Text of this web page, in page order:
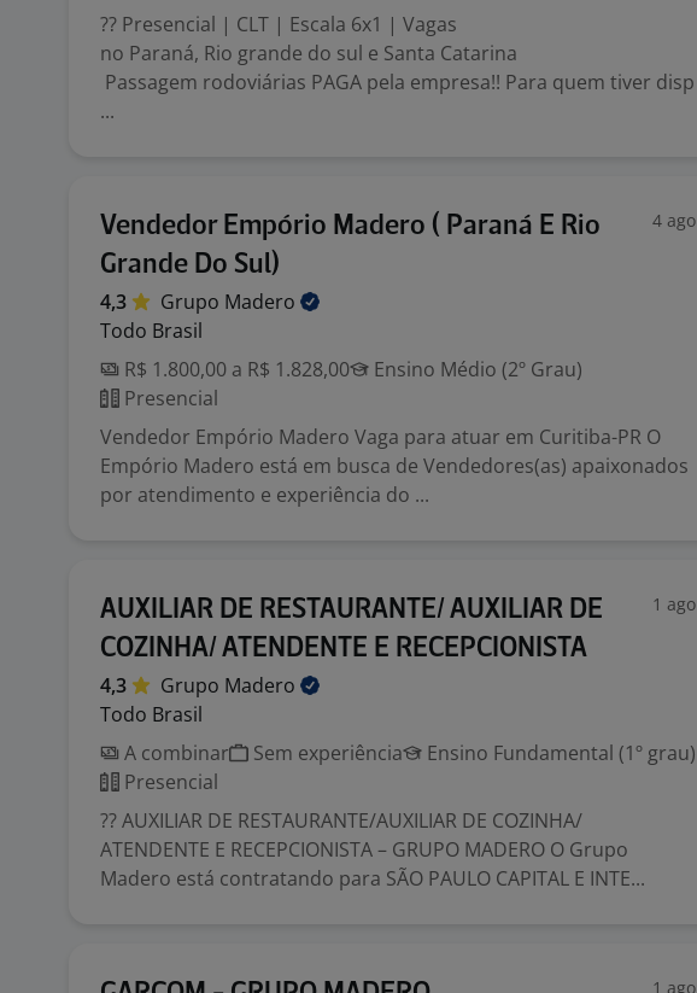
?? Presencial | CLT | Escala 6x1 | Vagas
no Paraná, Rio grande do sul e Santa Catarina
Passagem rodoviárias PAGA pela empresa!! Para quem tiver disp
...
Vendedor Empório Madero ( Paraná E Rio
Grande Do Sul)
4 ago
4,3 Grupo Madero
Todo Brasil
R$ 1.800,00 a R$ 1.828,00
Ensino Médio (2º Grau)
Presencial
Vendedor Empório Madero Vaga para atuar em Curitiba-PR O
Empório Madero está em busca de Vendedores(as) apaixonados
por atendimento e experiência do ...
AUXILIAR DE RESTAURANTE/ AUXILIAR DE
COZINHA/ ATENDENTE E RECEPCIONISTA
1 ago
4,3 Grupo Madero
Todo Brasil
A combinar
Sem experiência
Ensino Fundamental (1º grau)
Presencial
?? AUXILIAR DE RESTAURANTE/AUXILIAR DE COZINHA/
ATENDENTE E RECEPCIONISTA – GRUPO MADERO O Grupo
Madero está contratando para SÃO PAULO CAPITAL E INTE...
1 ago